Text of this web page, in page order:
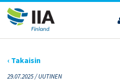
Siirry
sisältöön
›ARTIKKELIT›SURVEY REPORT: IMPACT
CORPORATE GOVERNANCE, RISK
‹ Takaisin
29.07.2025 /UUTINEN